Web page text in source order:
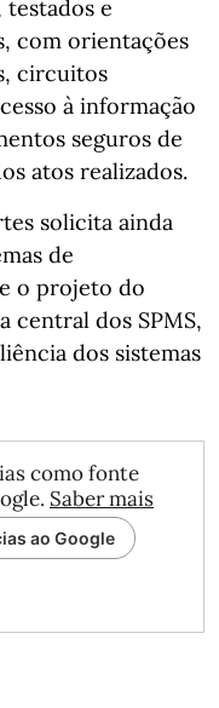
e
com orientações
circuitos
à informação
seguros de
atos realizados.
solicita ainda
de
o projeto do
central dos SPMS,
dos sistemas
como fonte
Saber mais
ao Google